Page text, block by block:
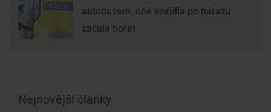
autobusem, obě vozidla po nárazu
začala hořet
Nejnovější články